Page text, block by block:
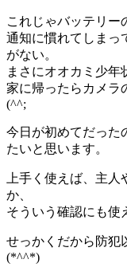
これじゃバッテリー
通知に慣れてしまっ
がない。
まさにオオカミ少年
家に帰ったらカメラ
(^^;
今日が初めてだった
たいと思います。
上手く使えば、主人
か、
そういう確認にも使
せっかくだから防犯
(*^^*)